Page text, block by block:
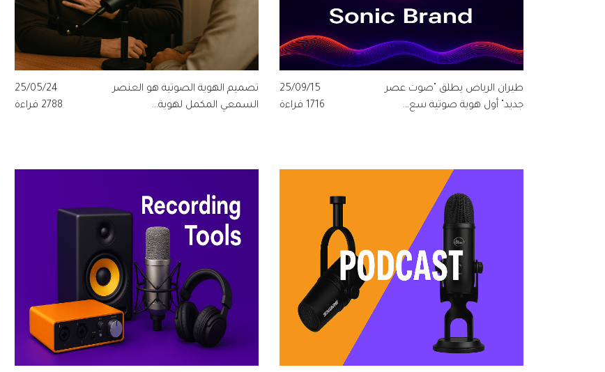
طيران الرياض يطلق "صوت عصر
جديد" أول هوية صوتية سع...
25/09/15
1716 قراءة
تصميم الهوية الصوتية هو العنصر
السمعي المكمل لهوية...
25/05/24
2788 قراءة